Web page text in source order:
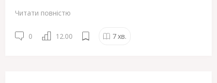
Читати повністю
0 12.00 7хв.